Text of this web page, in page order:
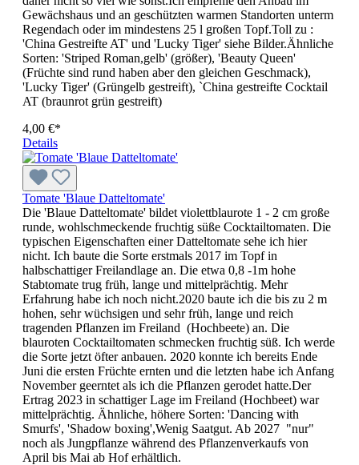
Gewächshaus und an geschützten warmen Standorten unterm
Regendach oder im mindestens 25 l großen Topf.Toll zu :
'China Gestreifte AT' und 'Lucky Tiger' siehe Bilder.Ähnliche
Sorten: 'Striped Roman,gelb' (größer), 'Beauty Queen'
(Früchte sind rund haben aber den gleichen Geschmack),
'Lucky Tiger' (Grüngelb gestreift), `China gestreifte Cocktail
AT (braunrot grün gestreift)
4,00 €*
Details
Tomate 'Blaue Datteltomate'
Die 'Blaue Datteltomate' bildet violettblaurote 1 - 2 cm große
runde, wohlschmeckende fruchtig süße Cocktailtomaten. Die
typischen Eigenschaften einer Datteltomate sehe ich hier
nicht. Ich baute die Sorte erstmals 2017 im Topf in
halbschattiger Freilandlage an. Die etwa 0,8 -1m hohe
Stabtomate trug früh, lange und mittelprächtig. Mehr
Erfahrung habe ich noch nicht.2020 baute ich die bis zu 2 m
hohen, sehr wüchsigen und sehr früh, lange und reich
tragenden Pflanzen im Freiland (Hochbeete) an. Die
blauroten Cocktailtomaten schmecken fruchtig süß. Ich werde
die Sorte jetzt öfter anbauen. 2020 konnte ich bereits Ende
Juni die ersten Früchte ernten und die letzten habe ich Anfang
November geerntet als ich die Pflanzen gerodet hatte.Der
Ertrag 2023 in schattiger Lage im Freiland (Hochbeet) war
mittelprächtig. Ähnliche, höhere Sorten: 'Dancing with
Smurfs', 'Shadow boxing',Wenig Saatgut. Ab 2027 "nur"
noch als Jungpflanze während des Pflanzenverkaufs von
April bis Mai ab Hof erhältlich.